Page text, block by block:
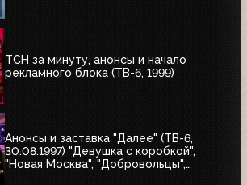
ТСН за минуту, анонсы и начало
рекламного блока (ТВ-6, 1999)
Анонсы и заставка "Далее" (ТВ-6,
30.08.1997) "Девушка с коробкой",
"Новая Москва", "Добровольцы",